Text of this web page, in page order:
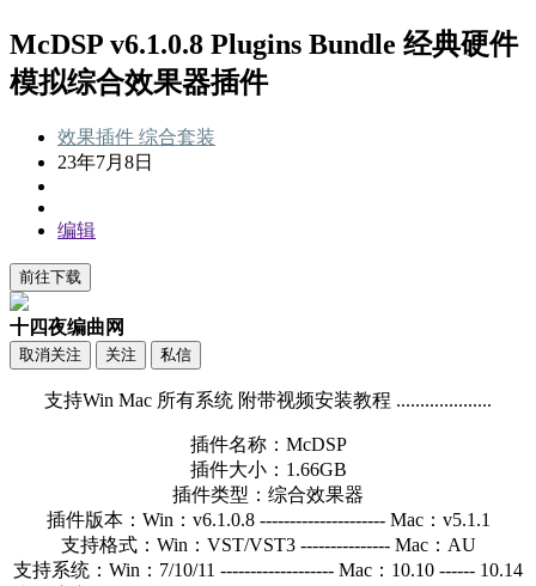
McDSP v6.1.0.8 Plugins Bundle 经典硬件
模拟综合效果器插件
效果插件 综合套装
23年7月8日
编辑
前往下载
十四夜编曲网
取消关注 关注 私信
支持Win Mac 所有系统 附带视频安装教程 ....................
插件名称：McDSP
插件大小：1.66GB
插件类型：综合效果器
插件版本：Win：v6.1.0.8 --------------------- Mac：v5.1.1
支持格式：Win：VST/VST3 --------------- Mac：AU
支持系统：Win：7/10/11 ------------------- Mac：10.10 ------ 10.14